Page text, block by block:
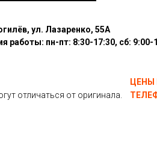
ул. Лазаренко, 55А
работы: пн-пт: 8:30-17:30, сб: 9:00-
ЦЕНЫ
отличаться от оригинала.